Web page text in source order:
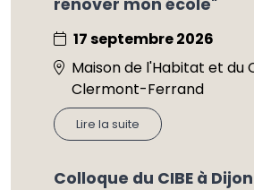
17 septembre 2026
Maison de l'Habitat et du
Clermont-Ferrand
Lire la suite
Colloque du CIBE à Dijon